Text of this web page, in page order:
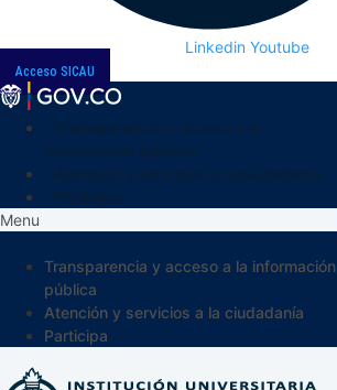
Linkedin Youtube
Acceso SICAU
Menu
Transparencia y acceso a la información
pública
Atención y servicios a la ciudadanía
Participa